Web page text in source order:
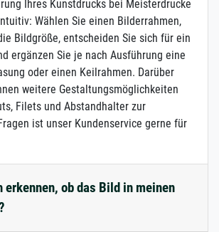
Ihres Kunstdrucks bei Meisterdrucke
Wählen Sie einen Bilderrahmen,
Bildgröße, entscheiden Sie sich für ein
ergänzen Sie je nach Ausführung eine
oder einen Keilrahmen. Darüber
weitere Gestaltungsmöglichkeiten
Filets und Abstandhalter zur
ist unser Kundenservice gerne für
erkennen, ob das Bild in meinen